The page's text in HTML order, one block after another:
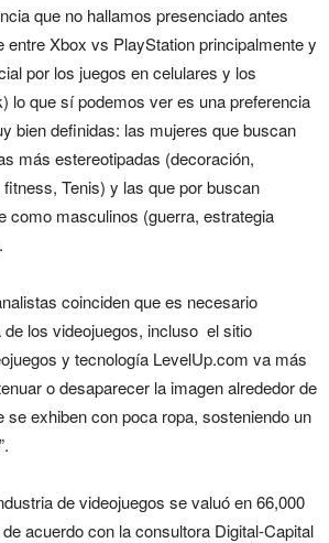
que no hallamos presenciado antes
entre Xbox vs PlayStation principalmente y
por los juegos en celulares y los
lo que sí podemos ver es una preferencia
bien definidas: las mujeres que buscan
más estereotipadas (decoración,
Tenis) y las que por buscan
como masculinos (guerra, estrategia
coinciden que es necesario
de los videojuegos, incluso el sitio
y tecnología LevelUp.com va más
o desaparecer la imagen alrededor de
se exhiben con poca ropa, sosteniendo un
de videojuegos se valuó en 66,000
acuerdo con la consultora Digital-Capital